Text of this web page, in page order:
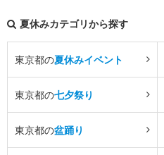
夏休みカテゴリから探す
東京都の夏休みイベント
東京都の七夕祭り
東京都の盆踊り